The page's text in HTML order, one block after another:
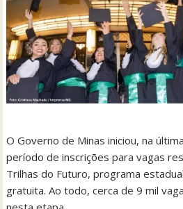
O Governo de Minas iniciou, na
período de inscrições para vagas
Trilhas do Futuro, programa
gratuita. Ao todo, cerca de 9 mil